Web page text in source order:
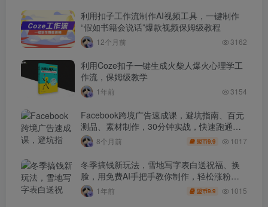
利用扣子工作流制作AI视频工具，一键制作
“假如书籍会说话”爆款视频保姆级教程
12个月前 3162
利用Coze扣子一键生成火柴人爆火心理学工
作流，保姆级教学
1年前 3154
Facebook跨境广告速成课，避坑指南、百元
测品、素材制作，30分钟实战，快速跑通首
单出单8个月前 盟币9.9 1017
冬季搞钱新玩法，雪地写字表白送祝福、换
脸，用免费AI手把手教你制作，轻松涨粉
3.5w，接单到手软
1年前 盟币9.9 1015